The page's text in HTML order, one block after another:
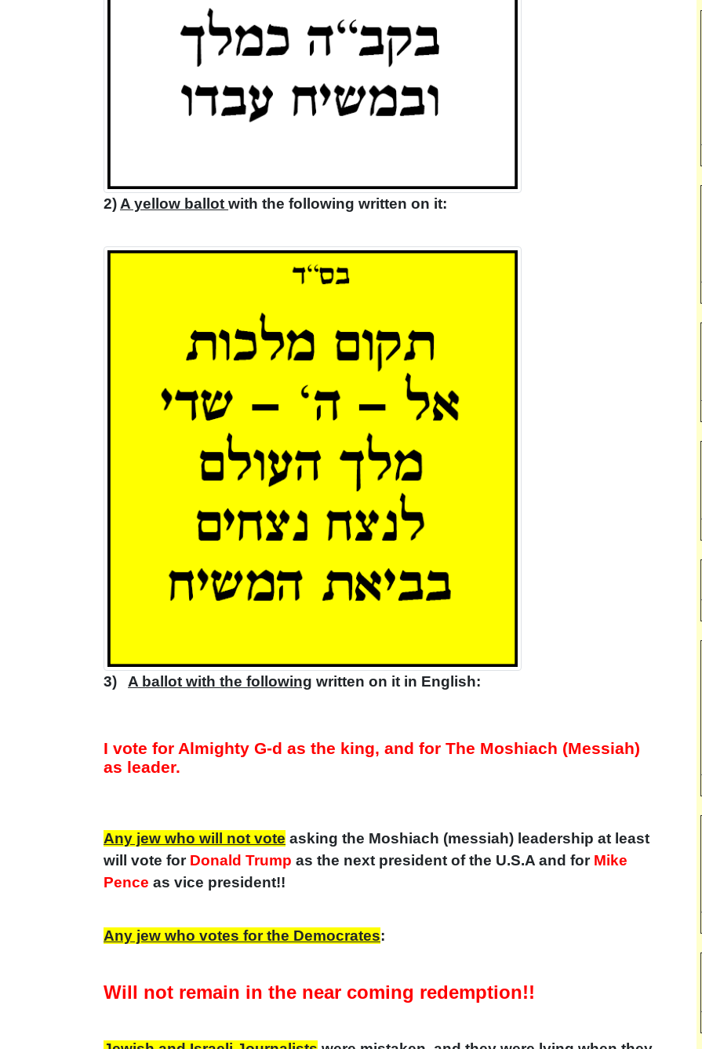
2) A yellow ballot with the following written on it:
3) A ballot with the following written on it in English:
I vote for Almighty G-d as the king, and for The Moshiach (Messiah)
as leader.
Any jew who will not vote asking the Moshiach (messiah) leadership at least
will vote for Donald Trump as the next president of the U.S.A and for Mike
Pence as vice president!!
Any jew who votes for the Democrates:
Will not remain in the near coming redemption!!